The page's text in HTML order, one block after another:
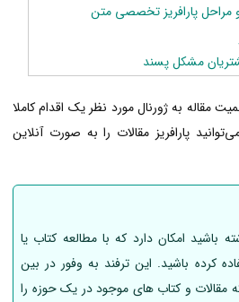
مراحل پارافریز تخصصی متن
مشکل پسند
مقاله به ژورنال مورد نظر یک اقدام کاملا
پارافریز مقالات را به صورت آنلاین
باشید امکان دارد که با مطالعه کتاب یا
کرده باشید. این ترفند به وفور در بین
مقالات و کتاب های موجود در یک حوزه را